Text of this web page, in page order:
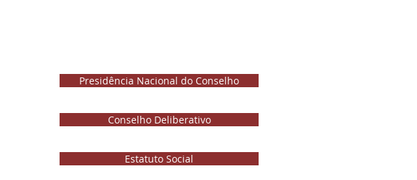
Presidência Nacional do Conselho
Conselho Deliberativo
Estatuto Social